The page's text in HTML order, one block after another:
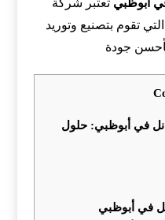
ابوظبي تعتبر شركة
تقوم بتصنيع وتوريد
جودة
في أبوظبي: حلول
في أبوظبي